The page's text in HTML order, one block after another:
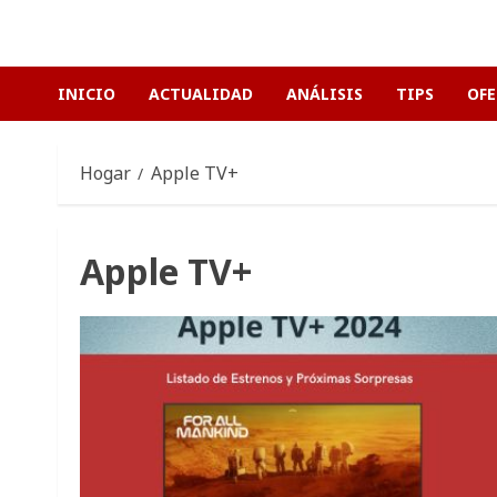
contenido
INICIO ACTUALIDAD ANÁLISIS TIPS
Hogar Apple TV+
Apple TV+